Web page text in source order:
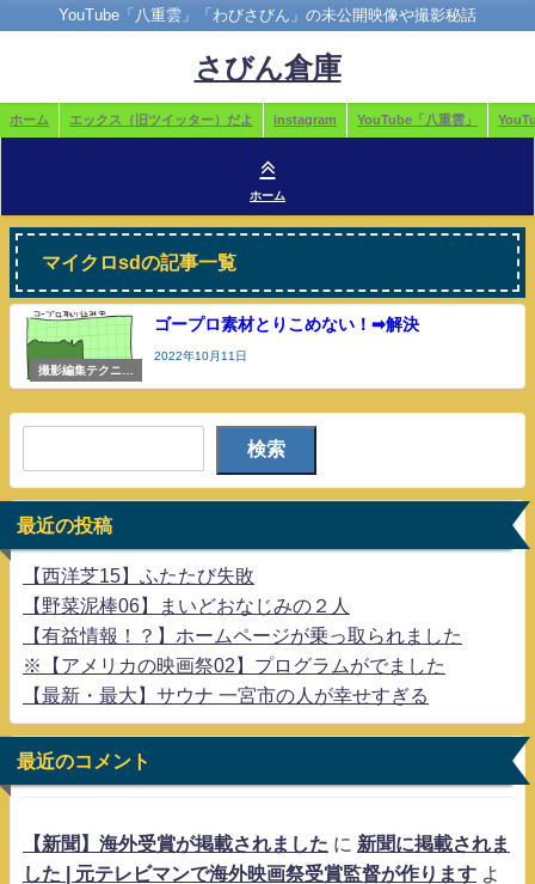
YouTube「八重雲」「わびさびん」の未公開映像や撮影秘話
さびん倉庫
ホーム エックス（旧ツイッター）だよ instagram YouTube「八重雲」
ホーム
マイクロsdの記事一覧
撮影編集テクニッ
クや機材のこと
ゴープロ素材とりこめない！➡解決
2022年10月11日
検索
最近の投稿
【西洋芝15】ふたたび失敗
【野菜泥棒06】まいどおなじみの２人
【有益情報！？】ホームページが乗っ取られました
※【アメリカの映画祭02】プログラムがでました
【最新・最大】サウナ 一宮市の人が幸せすぎる
最近のコメント
【新聞】海外受賞が掲載されました に 新聞に掲載されま
した | 元テレビマンで海外映画祭受賞監督が作ります よ